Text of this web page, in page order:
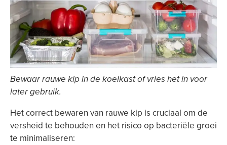
Bewaar rauwe kip in de koelkast of vries het in voor
later gebruik.
Het correct bewaren van rauwe kip is cruciaal om de
versheid te behouden en het risico op bacteriële groei
te minimaliseren: